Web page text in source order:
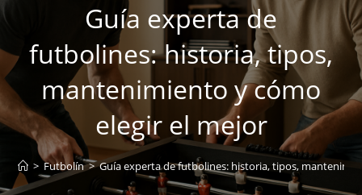
Guía experta de
futbolines: historia, tipos,
mantenimiento y cómo
elegir el mejor
> Futbolín > Guía experta de futbolines: historia, tipos,